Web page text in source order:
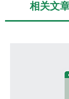
相关文